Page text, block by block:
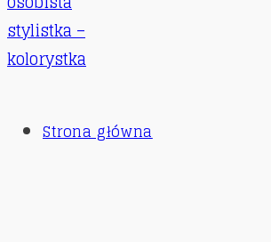
Strona główna